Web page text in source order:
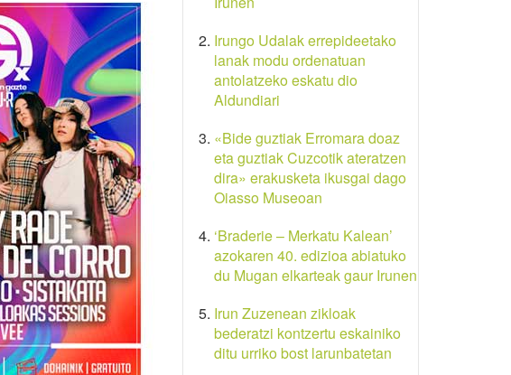
Irungo Udalak errepideetako
lanak modu ordenatuan
antolatzeko eskatu dio
Aldundiari
«Bide guztiak Erromara doaz
eta guztiak Cuzcotik ateratzen
dira» erakusketa ikusgai dago
Oiasso Museoan
‘Braderie – Merkatu Kalean’
azokaren 40. edizioa abiatuko
du Mugan elkarteak gaur Irunen
Irun Zuzenean zikloak
bederatzi kontzertu eskainiko
ditu urriko bost larunbatetan